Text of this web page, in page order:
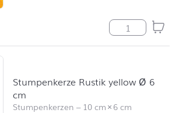
Relax mustard
Stumpenkerze Rustik yellow Ø 6
cm
Stumpenkerzen – 10 cm×6 cm